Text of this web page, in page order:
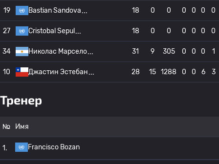
19 Bastian Sandova 18 0 0 0 0 0 0
27 Cristobal Sepul 18 0 0 0 0 0 0
34 Николас Марсело 31 9 305 0 0 0 1
10 Джастин Эстебан 28 15 1288 0 0 6 3
Тренер
№ Имя
1. Francisco Bozan